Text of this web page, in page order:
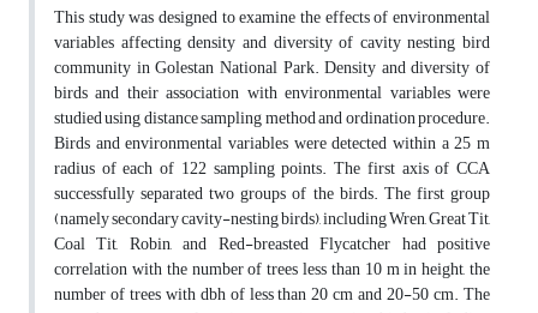
This study was designed to examine the effects of environmental
variables affecting density and diversity of cavity nesting bird
community in Golestan National Park. Density and diversity of
birds and their association with environmental variables were
studied using distance sampling method and ordination procedure.
Birds and environmental variables were detected within a 25 m
radius of each of 122 sampling points. The first axis of CCA
successfully separated two groups of the birds. The first group
(namely secondary cavity-nesting birds), including Wren, Great Tit,
Coal Tit, Robin, and Red-breasted Flycatcher had positive
correlation with the number of trees less than 10 m in height, the
number of trees with dbh of less than 20 cm and 20-50 cm. The